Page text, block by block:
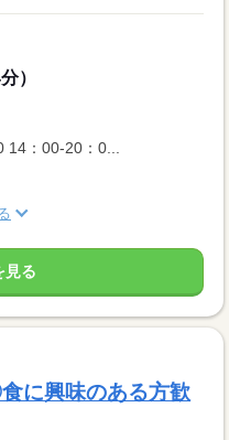
）
：00-20：0...
見る
に興味のある方歓